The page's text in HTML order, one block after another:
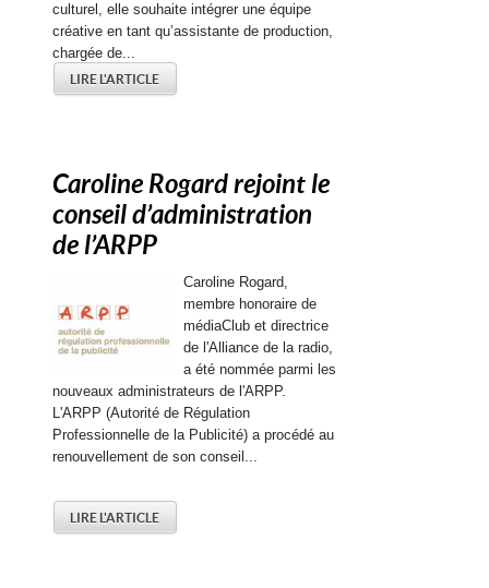
culturel, elle souhaite intégrer une équipe
créative en tant qu’assistante de production,
chargée de...
LIRE L'ARTICLE
Caroline Rogard rejoint le
conseil d’administration
de l’ARPP
Caroline Rogard,
membre honoraire de
médiaClub et directrice
de l'Alliance de la radio,
a été nommée parmi les
nouveaux administrateurs de l'ARPP.
L'ARPP (Autorité de Régulation
Professionnelle de la Publicité) a procédé au
renouvellement de son conseil...
LIRE L'ARTICLE